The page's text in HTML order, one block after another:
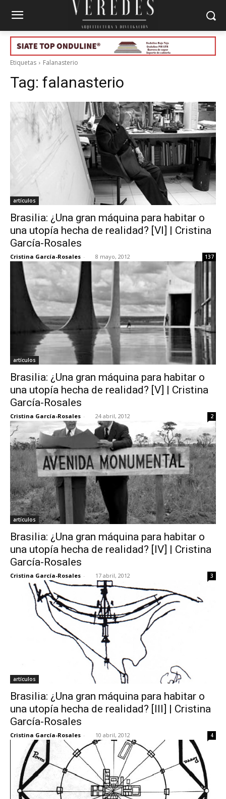
Etiquetas Falanasterio
Tag: falanasterio
artículos
Brasilia: ¿Una gran máquina para habitar o
una utopía hecha de realidad? [VI] | Cristina
García-Rosales
Cristina García-Rosales - 8 mayo, 2012 137
artículos
Brasilia: ¿Una gran máquina para habitar o
una utopía hecha de realidad? [V] | Cristina
García-Rosales
Cristina García-Rosales - 24 abril, 2012 2
artículos
Brasilia: ¿Una gran máquina para habitar o
una utopía hecha de realidad? [IV] | Cristina
García-Rosales
Cristina García-Rosales - 17 abril, 2012 3
artículos
Brasilia: ¿Una gran máquina para habitar o
una utopía hecha de realidad? [III] | Cristina
García-Rosales
Cristina García-Rosales - 10 abril, 2012 4